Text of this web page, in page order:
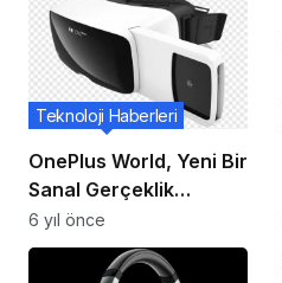
OnePlus World, Yeni Bir
Sanal Gerçeklik
Platformu Olabilir
Teknoloji Haberleri
6 yıl önce